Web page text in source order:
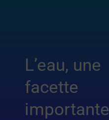
L’eau, une
facette
importante